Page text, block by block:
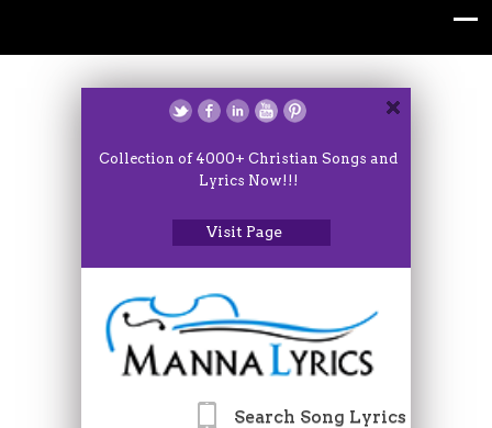
Collection of 4000+ Christian Songs and
Lyrics Now!!!
Visit Page
Search Song Lyrics